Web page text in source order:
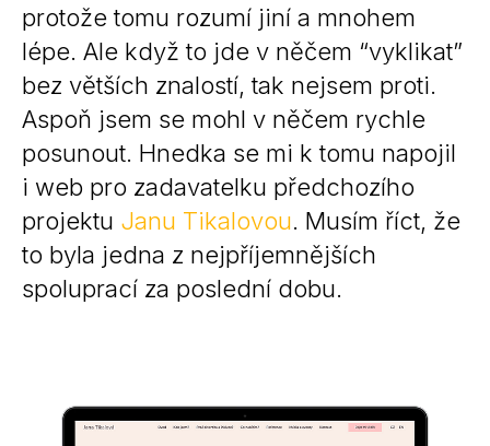
protože tomu rozumí jiní a mnohem
lépe. Ale když to jde v něčem “vyklikat”
bez větších znalostí, tak nejsem proti.
Aspoň jsem se mohl v něčem rychle
posunout. Hnedka se mi k tomu napojil
i web pro zadavatelku předchozího
projektu Janu Tikalovou. Musím říct, že
to byla jedna z nejpříjemnějších
spoluprací za poslední dobu.